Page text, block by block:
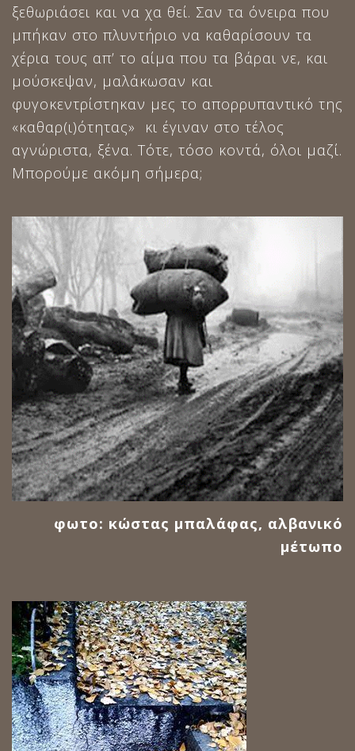
ξεθωριάσει και να χα θεί. Σαν τα όνειρα που
μπήκαν στο πλυντήριο να καθαρίσουν τα
χέρια τους απ’ το αίμα που τα βάραι νε, και
μούσκεψαν, μαλάκωσαν και
φυγοκεντρίστηκαν μες το απορρυπαντικό της
«καθαρ(ι)ότητας» κι έγιναν στο τέλος
αγνώριστα, ξένα. Τότε, τόσο κοντά, όλοι μαζί.
Μπορούμε ακόμη σήμερα;
φωτο: κώστας μπαλάφας, αλβανικό
μέτωπο